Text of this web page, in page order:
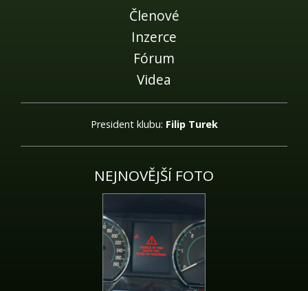
Členové
Inzerce
Fórum
Videa
President klubu: Filip Turek
NEJNOVĚJŠÍ FOTO